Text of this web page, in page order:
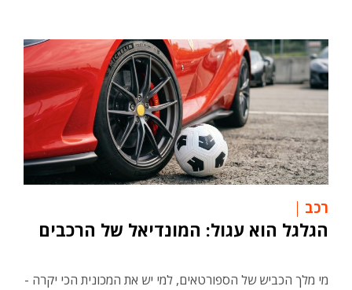
רכב
הגלגל הוא עגול: המונדיאל של הרכבים
מי מלך הכביש של הספורטאים, למי יש את המכונית הכי יקרה -